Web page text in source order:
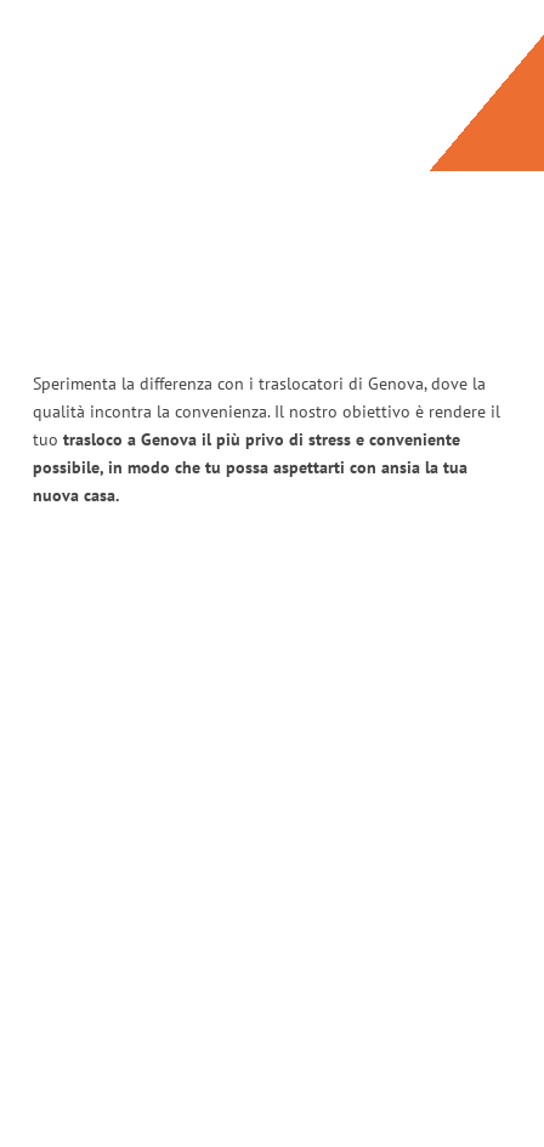
Sperimenta la differenza con i traslocatori di Genova, dove la
qualità incontra la convenienza. Il nostro obiettivo è rendere il
tuo trasloco a Genova il più privo di stress e conveniente
possibile, in modo che tu possa aspettarti con ansia la tua
nuova casa.